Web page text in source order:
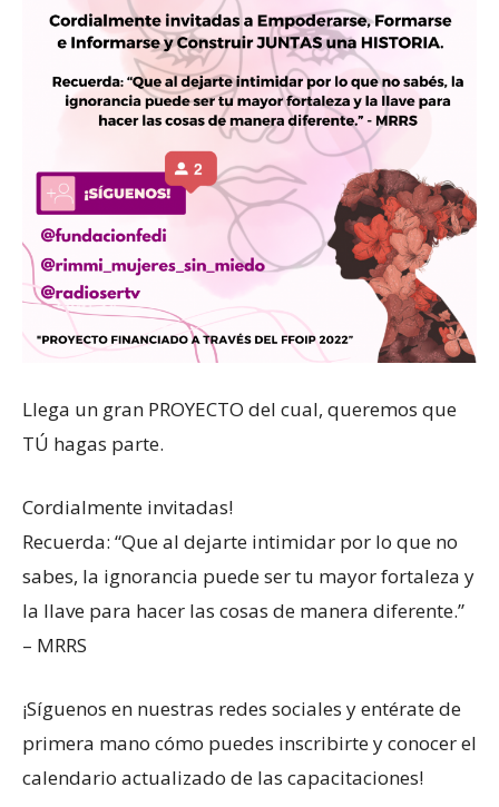
Llega un gran PROYECTO del cual, queremos que
TÚ hagas parte.
Cordialmente invitadas!
Recuerda: “Que al dejarte intimidar por lo que no
sabes, la ignorancia puede ser tu mayor fortaleza y
la llave para hacer las cosas de manera diferente.”
– MRRS
¡Síguenos en nuestras redes sociales y entérate de
primera mano cómo puedes inscribirte y conocer el
calendario actualizado de las capacitaciones!